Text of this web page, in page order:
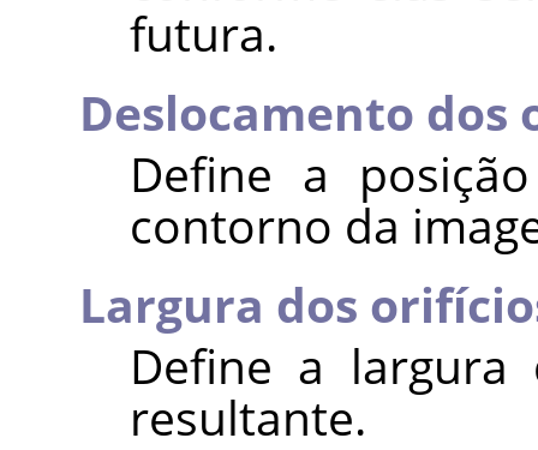
futura.
Deslocamento dos
Define a
contorno da
Largura dos
Define a largura
resultante.